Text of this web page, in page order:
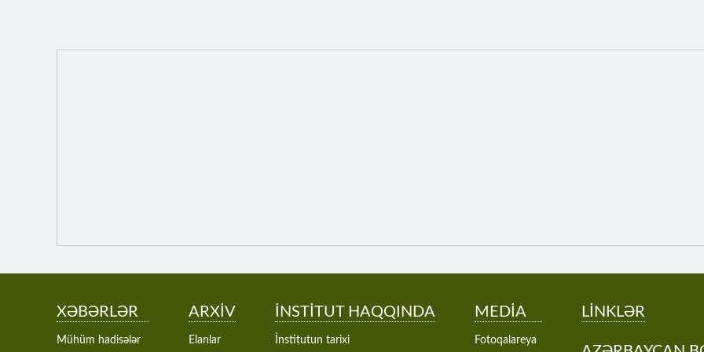
XƏBƏRLƏR
Mühüm hadisələr
ARXİV
Elanlar
İNSTİTUT HAQQINDA
İnstitutun tarixi
MEDİA
Fotoqalareya
LİNKLƏR